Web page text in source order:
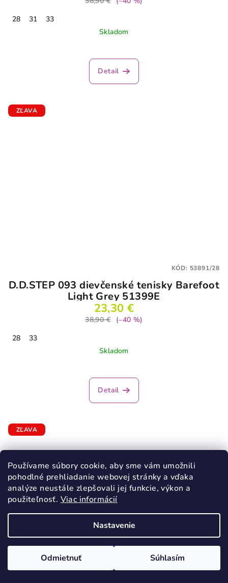
Používame súbory cookie, aby sme vám umožnili
pohodlné prehliadanie webovej stránky a vďaka
analýze neustále zlepšovali jej funkcie, výkon a
použiteľnosť. Viac informácií
Nastavenie
Odmietnuť Súhlasím
28
31
33
Skladom
Detail
ZĽAVA
D.D.STEP 093 dievčenské tenisky Barefoot
Light Grey 51399E
23,30 €
38,90 €
(–40 %)
28
33
Skladom
Detail
KÓD: 53891/28
ZĽAVA